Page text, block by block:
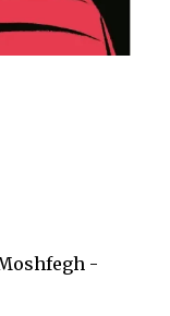
-